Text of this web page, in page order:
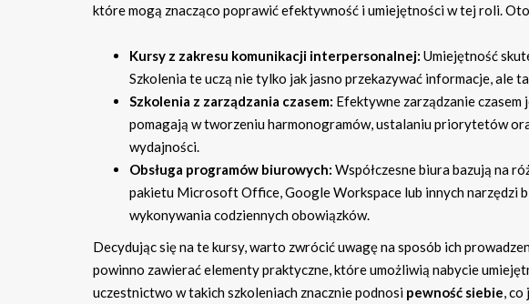
które mogą znacząco poprawić efektywność i umiejętności w tej roli.
Kursy z zakresu komunikacji interpersonalnej: Umiejętność
Szkolenia te uczą nie tylko jak jasno przekazywać informacje, ale
Szkolenia z zarządzania czasem: Efektywne zarządzanie
pomagają w tworzeniu harmonogramów, ustalaniu priorytetów
wydajności.
Obsługa programów biurowych: Współczesne biura bazują na
pakietu Microsoft Office, Google Workspace lub innych narzędzi
wykonywania codziennych obowiązków.
Decydując się na te kursy, warto zwrócić uwagę na sposób ich
powinno zawierać elementy praktyczne, które umożliwią nabycie
uczestnictwo w takich szkoleniach znacznie podnosi pewność siebie, co